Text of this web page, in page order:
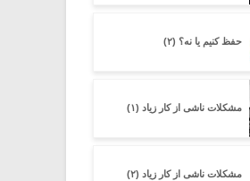
حفظ کنیم یا نه؟ (۲)
مشکلات ناشی از کار زیاد (۱)
مشکلات ناشی از کار زیاد (۲)